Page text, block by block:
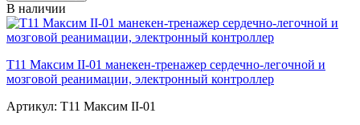
В наличии
Т11 Максим II-01 манекен-тренажер сердечно-легочной и
мозговой реанимации, электронный контроллер
Артикул: Т11 Максим II-01